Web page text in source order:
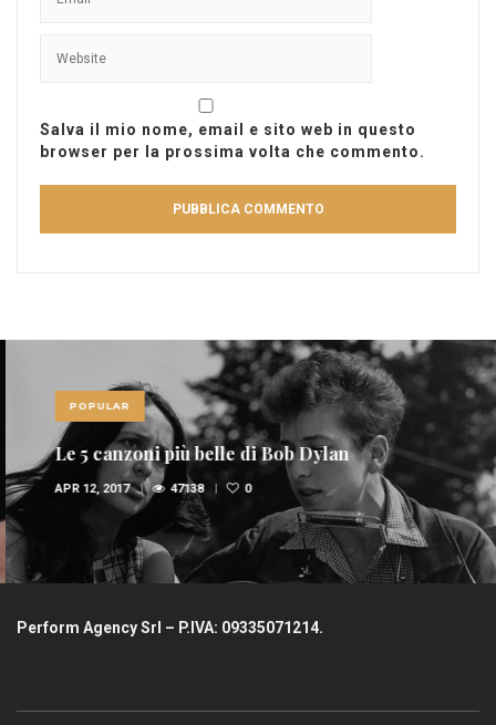
Salva il mio nome, email e sito web in questo
browser per la prossima volta che commento.
POPULAR
Le 5 canzoni più belle di Bob Dylan
APR 12, 2017 47138 0
Perform Agency Srl – P.IVA: 09335071214.